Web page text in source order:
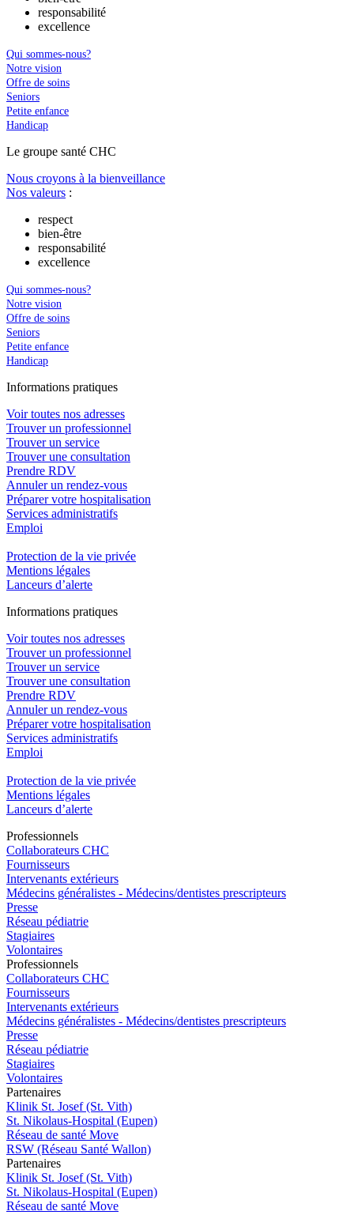
responsabilité
excellence
Qui sommes-nous?
Notre vision
Offre de soins
Seniors
Petite enfance
Handicap
Le groupe santé CHC
Nous croyons à la bienveillance
Nos valeurs :
respect
bien-être
responsabilité
excellence
Qui sommes-nous?
Notre vision
Offre de soins
Seniors
Petite enfance
Handicap
Informations pratiques
Voir toutes nos adresses
Trouver un professionnel
Trouver un service
Trouver une consultation
Prendre RDV
Annuler un rendez-vous
Préparer votre hospitalisation
Services administratifs
Emploi​
Protection de la vie privée
Mentions légales
Lanceurs d’alerte
Informations pratiques
Voir toutes nos adresses
Trouver un professionnel
Trouver un service
Trouver une consultation
Prendre RDV
Annuler un rendez-vous
Préparer votre hospitalisation
Services administratifs
Emploi​
Protection de la vie privée
Mentions légales
Lanceurs d’alerte
Professionnels
Collaborateurs CHC
Fournisseurs
Intervenants extérieurs
Médecins généralistes - Médecins/dentistes prescripteurs
Presse
Réseau pédiatrie
Stagiaires
Volontaires
Professionnels
Collaborateurs CHC
Fournisseurs
Intervenants extérieurs
Médecins généralistes - Médecins/dentistes prescripteurs
Presse
Réseau pédiatrie
Stagiaires
Volontaires
Partenaires
Klinik St. Josef (St. Vith)
St. Nikolaus-Hospital (Eupen)
Réseau de santé Move
RSW (Réseau Santé Wallon)
Partenaires
Klinik St. Josef (St. Vith)
St. Nikolaus-Hospital (Eupen)
Réseau de santé Move